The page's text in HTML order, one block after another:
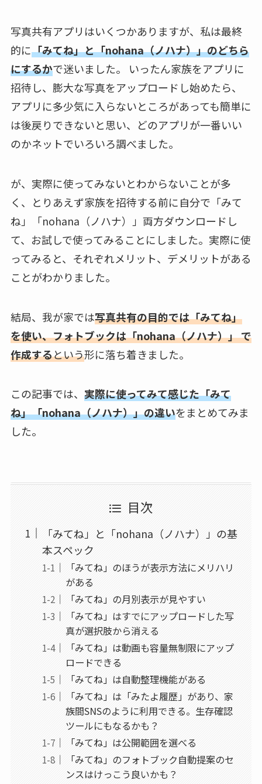
写真共有アプリはいくつかありますが、私は最終
的に「みてね」と「nohana（ノハナ）」のどちら
にするかで迷いました。 いったん家族をアプリに
招待し、膨大な写真をアップロードし始めたら、
アプリに多少気に入らないところがあっても簡単に
は後戻りできないと思い、どのアプリが一番いい
のかネットでいろいろ調べました。
が、実際に使ってみないとわからないことが多
く、とりあえず家族を招待する前に自分で「みて
ね」「nohana（ノハナ）」両方ダウンロードし
て、お試しで使ってみることにしました。実際に使
ってみると、それぞれメリット、デメリットがある
ことがわかりました。
結局、我が家では写真共有の目的では「みてね」
を使い、フォトブックは「nohana（ノハナ）」 で
作成するという形に落ち着きました。
この記事では、 実際に使ってみて感じた「みて
ね」「nohana（ノハナ）」の違いをまとめてみま
した。
目次
「みてね」と「nohana（ノハナ）」の基
本スペック
「みてね」のほうが表示方法にメリハリ
がある
「みてね」の月別表示が見やすい
「みてね」はすでにアップロードした写
真が選択肢から消える
「みてね」は動画も容量無制限にアップ
ロードできる
「みてね」は自動整理機能がある
「みてね」は「みたよ履歴」があり、家
族間SNSのように利用できる。生存確認
ツールにもなるかも？
「みてね」は公開範囲を選べる
「みてね」のフォトブック自動提案のセ
ンスはけっこう良いかも？